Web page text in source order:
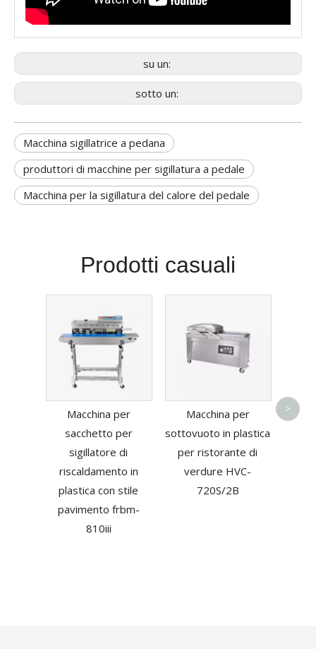
su un:
sotto un:
Macchina sigillatrice a pedana
produttori di macchine per sigillatura a pedale
Macchina per la sigillatura del calore del pedale
Prodotti casuali
Macchina per
sacchetto per
sigillatore di
riscaldamento in
plastica con stile
pavimento frbm-
810iii
Macchina per
sottovuoto in plastica
per ristorante di
verdure HVC-
720S/2B
di
>